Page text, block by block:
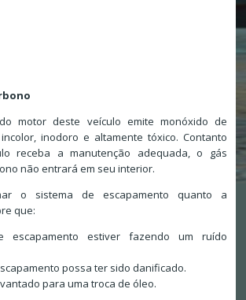
motor deste veículo emite monóxido de
inodoro e altamente tóxico. Contanto
receba a manutenção adequada, o gás
não entrará em seu interior.
o sistema de escapamento quanto a
que:
escapamento estiver fazendo um ruído
possa ter sido danificado.
para uma troca de óleo.